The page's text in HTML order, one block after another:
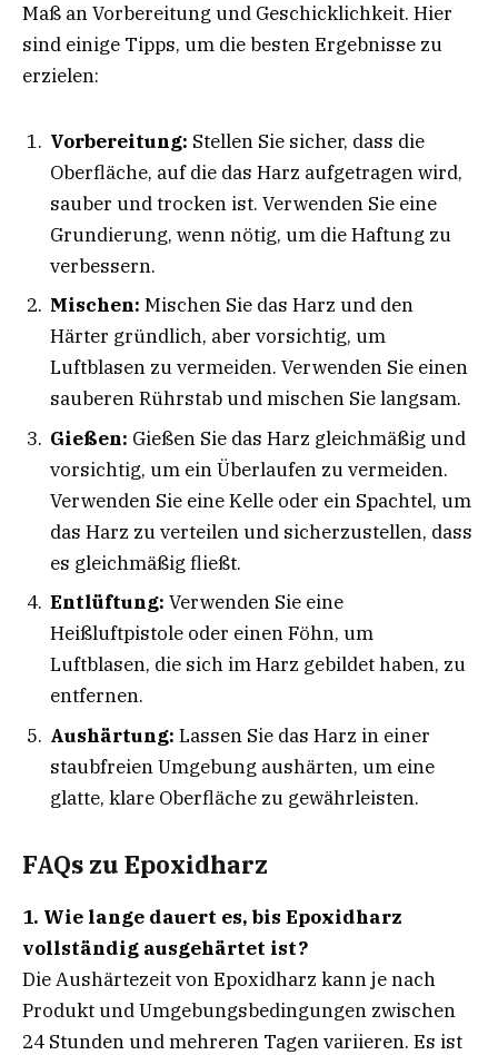
Maß an Vorbereitung und Geschicklichkeit. Hier
sind einige Tipps, um die besten Ergebnisse zu
erzielen:
Vorbereitung: Stellen Sie sicher, dass die
Oberfläche, auf die das Harz aufgetragen wird,
sauber und trocken ist. Verwenden Sie eine
Grundierung, wenn nötig, um die Haftung zu
verbessern.
Mischen: Mischen Sie das Harz und den
Härter gründlich, aber vorsichtig, um
Luftblasen zu vermeiden. Verwenden Sie einen
sauberen Rührstab und mischen Sie langsam.
Gießen: Gießen Sie das Harz gleichmäßig und
vorsichtig, um ein Überlaufen zu vermeiden.
Verwenden Sie eine Kelle oder ein Spachtel, um
das Harz zu verteilen und sicherzustellen, dass
es gleichmäßig fließt.
Entlüftung: Verwenden Sie eine
Heißluftpistole oder einen Föhn, um
Luftblasen, die sich im Harz gebildet haben, zu
entfernen.
Aushärtung: Lassen Sie das Harz in einer
staubfreien Umgebung aushärten, um eine
glatte, klare Oberfläche zu gewährleisten.
FAQs zu Epoxidharz
1. Wie lange dauert es, bis Epoxidharz
vollständig ausgehärtet ist?
Die Aushärtezeit von Epoxidharz kann je nach
Produkt und Umgebungsbedingungen zwischen
24 Stunden und mehreren Tagen variieren. Es ist